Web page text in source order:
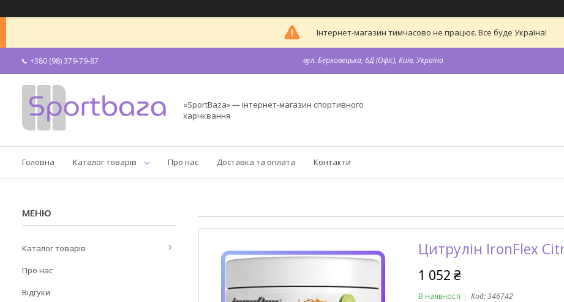
Інтернет-магазин тимчасово не працює. Все буде Україна!
+380 (98) 379-79-87 вул. Берковецька, 6Д (Офіс), Київ, Україна
«SportBaza» — інтернет-магазин спортивного
харчквання
Головна Каталог товарів Про нас Доставка та оплата Контакти
Цитрулін IronFlex
1 052 ₴
В наявності Код:346742
Каталог товарів
Про нас
Відгуки